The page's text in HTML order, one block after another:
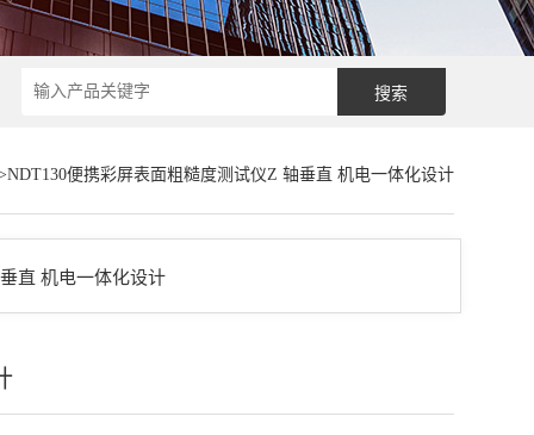
便携彩屏表面粗糙度测试仪Z 轴垂直 机电一体化设计